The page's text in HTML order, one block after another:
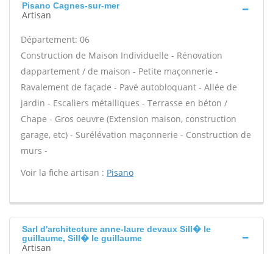
Pisano Cagnes-sur-mer
Artisan
Département: 06
Construction de Maison Individuelle - Rénovation
dappartement / de maison - Petite maçonnerie -
Ravalement de façade - Pavé autobloquant - Allée de
jardin - Escaliers métalliques - Terrasse en béton /
Chape - Gros oeuvre (Extension maison, construction
garage, etc) - Surélévation maçonnerie - Construction de
murs -
Voir la fiche artisan : Pisano
Sarl d'architecture anne-laure devaux Sill� le
guillaume, Sill� le guillaume
Artisan